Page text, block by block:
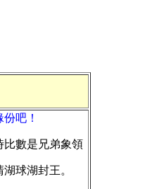
吧！
比數是兄弟象領
球湖封王。